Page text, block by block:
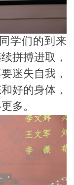
学们的到来
拼搏进取，
迷失自我，
好的身体，
多。